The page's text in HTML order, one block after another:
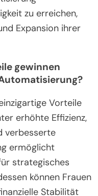
zu erreichen,
Expansion ihrer
gewinnen
Vorteile
erhöhte Effizienz,
verbesserte
ermöglicht
strategisches
können Frauen
Stabilität